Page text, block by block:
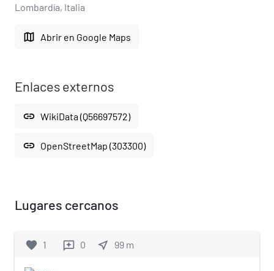
Lombardía, Italia
map Abrir en Google Maps
Enlaces externos
link WikiData (Q56697572)
link OpenStreetMap (303300)
Lugares cercanos
favorite 1 reviews 0 near_me 99 m